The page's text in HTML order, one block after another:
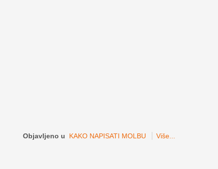
Objavljeno u KAKO NAPISATI MOLBU Više...